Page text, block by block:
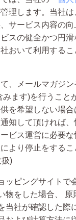
理します。当社
サービス内容の向
スの健全かつ円
おいて利用する
、メールマガジン
みます)を行うこと
を希望しない場
知して頂ければ
ビス運営に必要な
より停止をするこ
)
ッピングサイトで
物をした場合、
原
当社が確認した際